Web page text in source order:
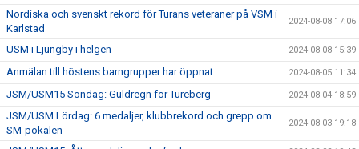
Nordiska och svenskt rekord för Turans veteraner på VSM i
Karlstad
2024-08-08 17:06
USM i Ljungby i helgen 2024-08-08 15:39
Anmälan till höstens barngrupper har öppnat 2024-08-05 11:34
JSM/USM15 Söndag: Guldregn för Tureberg 2024-08-04 18:59
JSM/USM Lördag: 6 medaljer, klubbrekord och grepp om
SM-pokalen
2024-08-03 19:18